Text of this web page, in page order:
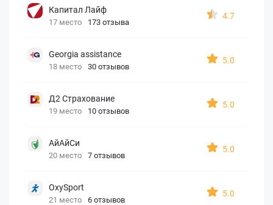
Капитал Лайф
17 место 173 отзыва
4.7
Georgia assistance
18 место 30 отзывов
5.0
Д2 Страхование
19 место 10 отзывов
5.0
АйАйСи
20 место 7 отзывов
5.0
OxySport
21 место 6 отзывов
5.0